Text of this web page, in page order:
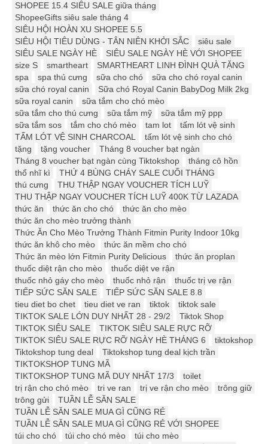
SHOPEE 15.4 SIÊU SALE giữa tháng
ShopeeGifts siêu sale tháng 4
SIÊU HỘI HOÀN XU SHOPEE 5.5
SIÊU HỘI TIÊU DÙNG - TÂN NIÊN KHỞI SẮC
siêu sale
SIÊU SALE NGÀY HÈ
SIÊU SALE NGÀY HÈ VỚI SHOPEE
size S
smartheart
SMARTHEART LINH ĐÌNH QUÀ TẶNG
spa
spa thú cưng sữa cho chó
sữa cho chó royal canin
sữa chó royal canin
Sữa chó Royal Canin BabyDog Milk 2kg
sữa royal canin
sữa tắm cho chó mèo
sữa tắm cho thú cưng
sữa tắm mỹ
sữa tắm mỹ ppp
sữa tắm sos
tắm cho chó mèo tam lot
tấm lót vệ sinh
TẤM LÓT VỆ SINH CHARCOAL
tấm lót vệ sinh cho chó
tặng
tặng voucher
Tháng 8 voucher bạt ngàn
Tháng 8 voucher bạt ngàn cùng Tiktokshop
tháng cô hồn
thổ nhĩ kì
THỨ 4 BÙNG CHÁY SALE CUỐI THÁNG
thú cưng
THU THẬP NGAY VOUCHER TÍCH LUỸ
THU THẬP NGAY VOUCHER TÍCH LUỸ 400K TỪ LAZADA
thức ăn
thức ăn cho chó
thức ăn cho mèo
thức ăn cho mèo trưởng thành
Thức Ăn Cho Mèo Trưởng Thành Fitmin Purity Indoor 10kg
thức ăn khô cho mèo
thức ăn mềm cho chó
Thức ăn mèo lớn Fitmin Purity Delicious
thức ăn proplan
thuốc diệt rận cho mèo
thuốc diệt ve rận
thuốc nhỏ gáy cho mèo
thuốc nhỏ rận
thuốc trị ve rận
TIẾP SỨC SĂN SALE
TIẾP SỨC SĂN SALE 8.8
tieu diet bo chet
tieu diet ve ran tiktok
tiktok sale
TIKTOK SALE LỚN DUY NHẤT 28 - 29/2
Tiktok Shop
TIKTOK SIÊU SALE
TIKTOK SIÊU SALE RỰC RỠ
TIKTOK SIÊU SALE RỰC RỠ NGÀY HÈ THÁNG 6
tiktokshop
Tiktokshop tung deal
Tiktokshop tung deal kịch trần
TIKTOKSHOP TUNG MÃ
TIKTOKSHOP TUNG MÃ DUY NHẤT 17/3
toilet
trị rận cho chó mèo
tri ve ran trị ve rận cho mèo
trông giữ
trông gửi
TUẦN LỄ SĂN SALE
TUẦN LỄ SĂN SALE MUA GÌ CŨNG RẺ
TUẦN LỄ SĂN SALE MUA GÌ CŨNG RẺ VỚI SHOPEE
túi cho chó
túi cho chó mèo
túi cho mèo